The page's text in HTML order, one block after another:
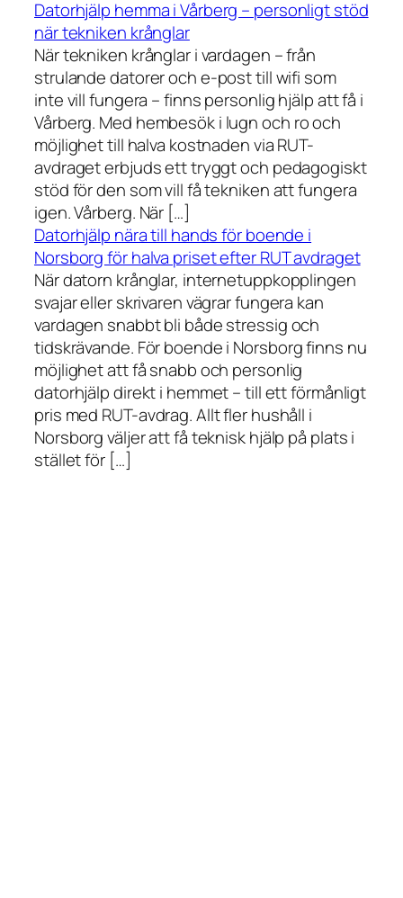
Datorhjälp hemma i Vårberg – personligt stöd
när tekniken krånglar
När tekniken krånglar i vardagen – från
strulande datorer och e-post till wifi som
inte vill fungera – finns personlig hjälp att få i
Vårberg. Med hembesök i lugn och ro och
möjlighet till halva kostnaden via RUT-
avdraget erbjuds ett tryggt och pedagogiskt
stöd för den som vill få tekniken att fungera
igen. Vårberg. När […]
Datorhjälp nära till hands för boende i
Norsborg för halva priset efter RUT avdraget
När datorn krånglar, internetuppkopplingen
svajar eller skrivaren vägrar fungera kan
vardagen snabbt bli både stressig och
tidskrävande. För boende i Norsborg finns nu
möjlighet att få snabb och personlig
datorhjälp direkt i hemmet – till ett förmånligt
pris med RUT-avdrag. Allt fler hushåll i
Norsborg väljer att få teknisk hjälp på plats i
stället för […]